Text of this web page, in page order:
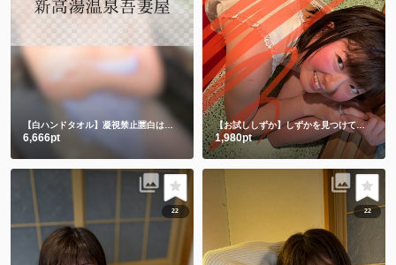
【白ハンドタオル】凝視禁止🈲白は透けちゃうって🫣
6,666pt
【お試ししずか】しずかを見つけて、選んでくれてありがとう💕💕
1,980pt
22 22